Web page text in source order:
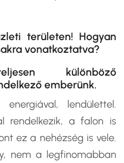
területen! Hogyan
vonatkoztatva?
különböző
emberünk.
lendülettel.
rendelkezik, a falon is
ez a nehézség is vele.
nem a legfinomabban